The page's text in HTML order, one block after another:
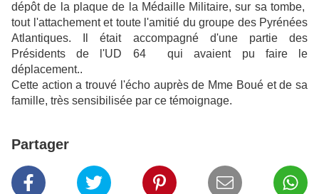
dépôt de la plaque de la Médaille Militaire, sur sa tombe,
tout l'attachement et toute l'amitié du groupe des Pyrénées
Atlantiques. Il était accompagné d'une partie des
Présidents de l'UD 64 qui avaient pu faire le
déplacement..
Cette action a trouvé l'écho auprès de Mme Boué et de sa
famille, très sensibilisée par ce témoignage.
Partager